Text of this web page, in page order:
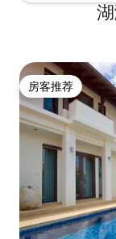
房客推荐
房客推荐